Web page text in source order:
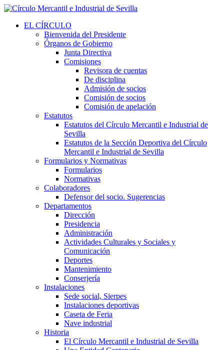
EL CÍRCULO
Bienvenida del Presidente
Órganos de Gobierno
Junta Directiva
Comisiones
Revisora de cuentas
De disciplina
Admisión de socios
Comisión de socios
Comisión de apelación
Estatutos
Estatutos del Círculo Mercantil e Industrial de
Sevilla
Estatutos de la Sección Deportiva del Círculo
Mercantil e Industrial de Sevilla
Formularios y Normativas
Formularios
Normativas
Colaboradores
Defensor del socio. Sugerencias
Departamentos
Dirección
Presidencia
Administración
Actividades Culturales y Sociales y
Comunicación
Deportes
Mantenimiento
Conserjería
Instalaciones
Sede social, Sierpes
Instalaciones deportivas
Caseta de Feria
Nave industrial
Historia
El Círculo Mercantil e Industrial de Sevilla